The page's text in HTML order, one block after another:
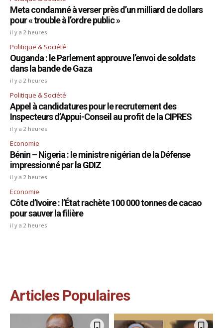
Meta condamné à verser près d’un milliard de dollars
pour « trouble à l’ordre public »
il y a 2 heures
Politique & Société
Ouganda : le Parlement approuve l’envoi de soldats
dans la bande de Gaza
il y a 2 heures
Politique & Société
Appel à candidatures pour le recrutement des
Inspecteurs d’Appui-Conseil au profit de la CIPRES
il y a 2 heures
Economie
Bénin – Nigeria : le ministre nigérian de la Défense
impressionné par la GDIZ
il y a 2 heures
Economie
Côte d’Ivoire : l’État rachète 100 000 tonnes de cacao
pour sauver la filière
il y a 2 heures
Articles Populaires